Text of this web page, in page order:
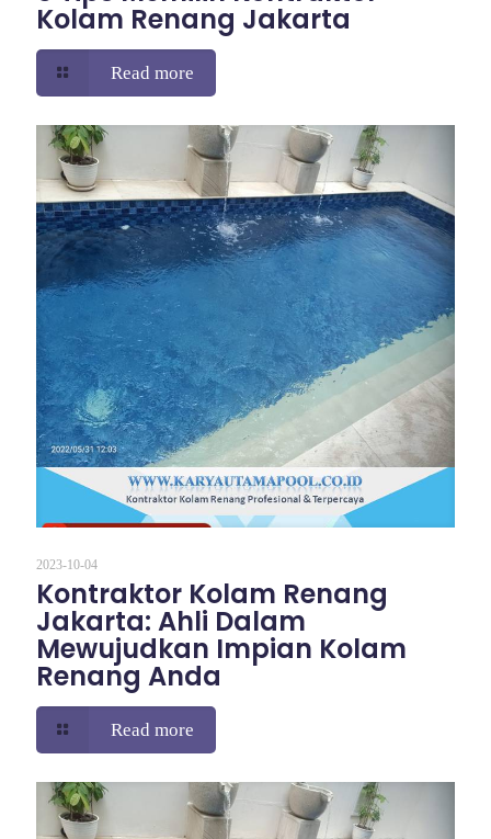
Kolam Renang Jakarta
Read more
2023-10-04
Kontraktor Kolam Renang
Jakarta: Ahli Dalam
Mewujudkan Impian Kolam
Renang Anda
Read more